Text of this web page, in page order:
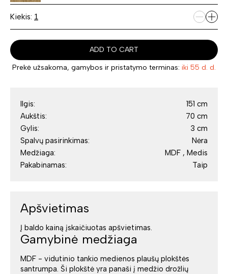
Kiekis:
ADD TO CART
Prekė užsakoma, gamybos ir pristatymo terminas: iki 55 d. d.
Ilgis:
151 cm
Aukštis:
70 cm
Gylis:
3 cm
Spalvų pasirinkimas:
Nėra
Medžiaga:
MDF , Medis
Pakabinamas:
Taip
Apšvietimas
Į baldo kainą įskaičiuotas apšvietimas.
Gamybinė medžiaga
MDF - vidutinio tankio medienos plaušų plokštės
santrumpa. Ši plokštė yra panaši į medžio drožlių